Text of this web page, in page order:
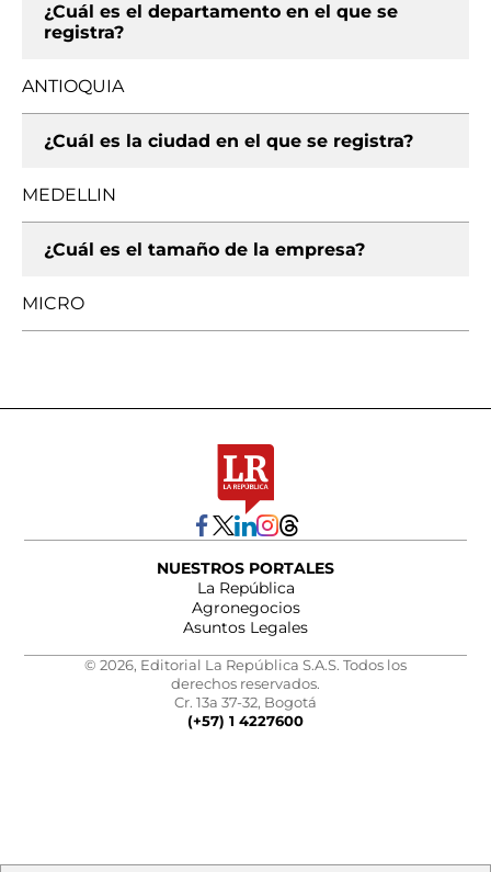
¿Cuál es el departamento en el que se
registra?
ANTIOQUIA
¿Cuál es la ciudad en el que se registra?
MEDELLIN
¿Cuál es el tamaño de la empresa?
MICRO
NUESTROS PORTALES
La República
Agronegocios
Asuntos Legales
© 2026, Editorial La República S.A.S. Todos los
derechos reservados.
Cr. 13a 37-32, Bogotá
(+57) 1 4227600